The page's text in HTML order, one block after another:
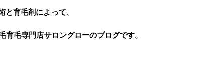
と育毛剤によって
育毛専門店サロングローのブログです。